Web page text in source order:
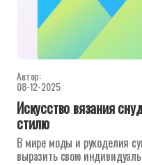
Автор:
08-12-2025
Искусство вязания
стилю
В мире моды и рукоделия
выразить свою